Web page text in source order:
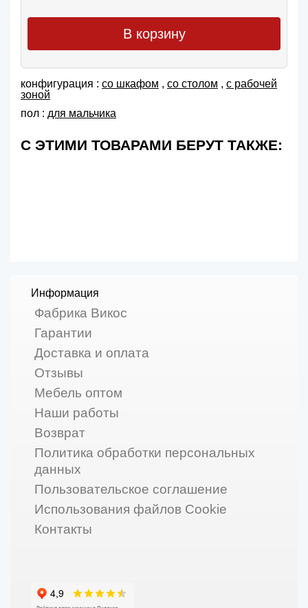
В корзину
конфигурация : со шкафом , со столом , с рабочей
зоной
пол : для мальчика
С ЭТИМИ ТОВАРАМИ БЕРУТ ТАКЖЕ:
Информация
Фабрика Викос
Гарантии
Доставка и оплата
Отзывы
Мебель оптом
Наши работы
Возврат
Политика обработки персональных
данных
Пользовательское соглашение
Использования файлов Cookie
Контакты